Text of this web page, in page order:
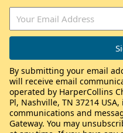
By submitting your email
will receive email
operated by HarperCollins
Pl, Nashville, TN 37214
communications and
Gateway. You may